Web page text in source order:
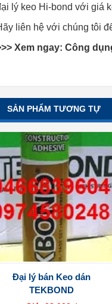
lý keo Hi-bond với giá
liên hệ với chúng tôi
Xem ngay: Công
SẢN PHẨM TƯƠNG TỰ
Đại lý bán Keo dán
TEKBOND